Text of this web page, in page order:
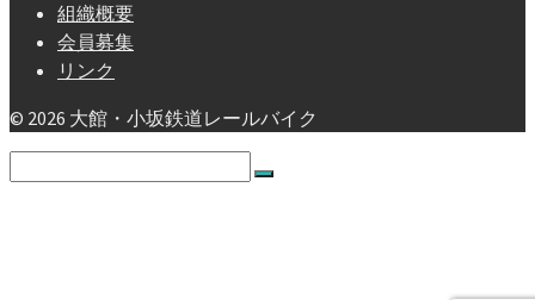
組織概要
会員募集
リンク
© 2026 大館・小坂鉄道レールバイク